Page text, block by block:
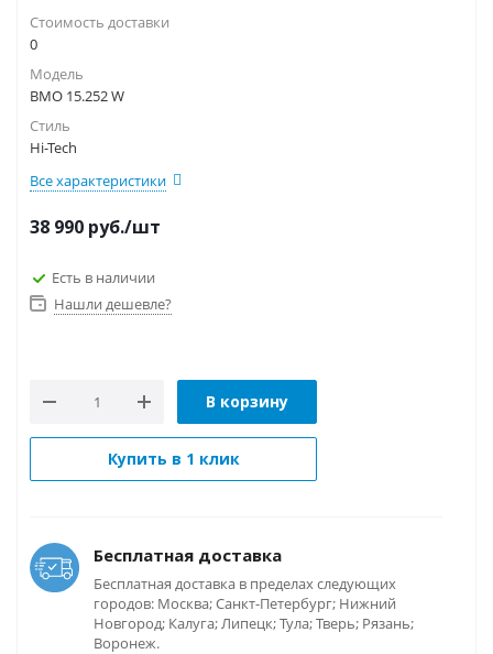
Стоимость доставки
0
Модель
BMO 15.252 W
Стиль
Hi-Tech
Все характеристики
38 990 руб./шт
Есть в наличии
Нашли дешевле?
В корзину
Купить в 1 клик
Бесплатная доставка
Бесплатная доставка в пределах следующих
городов: Москва; Санкт-Петербург; Нижний
Новгород; Калуга; Липецк; Тула; Тверь; Рязань;
Воронеж.